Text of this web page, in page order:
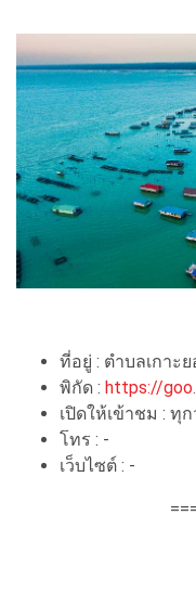
ที่อยู่ : ตำบลเกาะ
พิกัด : https://
เปิดให้เข้าชม : ทุ
โทร : -
เว็บไซต์ : -